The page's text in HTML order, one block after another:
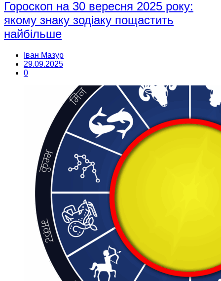
Гороскоп на 30 вересня 2025 року:
якому знаку зодіаку пощастить
найбільше
Іван Мазур
29.09.2025
0